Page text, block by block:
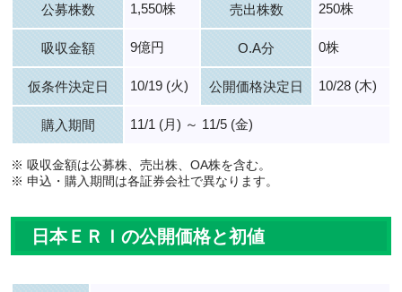
公募株数 1,550株 売出株数 250株
吸収金額 9億円 O.A分 0株
仮条件決定日 10/19 (火) 公開価格決定日 10/28 (木)
購入期間 11/1 (月) ～ 11/5 (金)
※ 吸収金額は公募株、売出株、OA株を含む。
※ 申込・購入期間は各証券会社で異なります。
日本ＥＲＩの公開価格と初値